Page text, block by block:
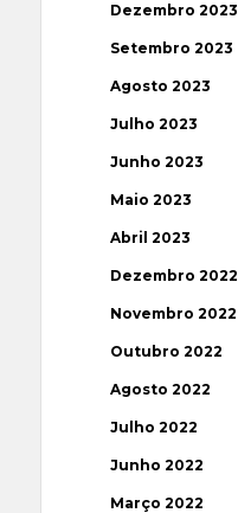
Dezembro 2023
Setembro 2023
Agosto 2023
Julho 2023
Junho 2023
Maio 2023
Abril 2023
Dezembro 2022
Novembro 2022
Outubro 2022
Agosto 2022
Julho 2022
Junho 2022
Março 2022